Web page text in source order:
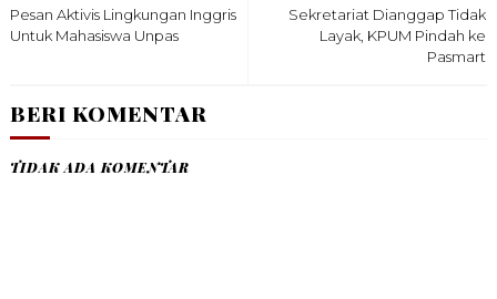
Sekretariat Dianggap Tidak
Layak, KPUM Pindah ke
Pasmart
Pesan Aktivis Lingkungan Inggris
Untuk Mahasiswa Unpas
BERI KOMENTAR
TIDAK ADA KOMENTAR